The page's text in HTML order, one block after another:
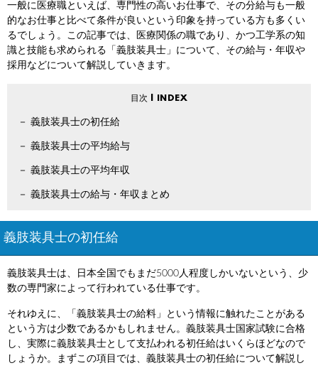
一般に医療職といえば、専門性の高いお仕事で、その分給与も一般
的なお仕事と比べて条件が良いという印象を持っている方も多くい
るでしょう。この記事では、医療関係の職であり、かつ工学系の知
識と技能も求められる「義肢装具士」について、その給与・年収や
採用などについて解説していきます。
義肢装具士の初任給
義肢装具士の平均給与
義肢装具士の平均年収
義肢装具士の給与・年収まとめ
義肢装具士の初任給
義肢装具士は、日本全国でもまだ5000人程度しかいないという、少
数の専門家によって行われている仕事です。
それゆえに、「義肢装具士の給料」という情報に触れたことがある
という方は少数であるかもしれません。義肢装具士国家試験に合格
し、実際に義肢装具士として支払われる初任給はいくらほどなので
しょうか。まずこの項目では、義肢装具士の初任給について解説し